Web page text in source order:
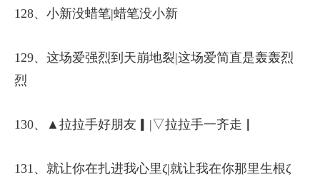
128、小新没蜡笔|蜡笔没小新
129、这场爱强烈到天崩地裂|这场爱简直是轰轰烈
烈
130、▲拉拉手好朋友▎|▽拉拉手一齐走▏
131、就让你在扎进我心里ζ|就让我在你那里生根ζ